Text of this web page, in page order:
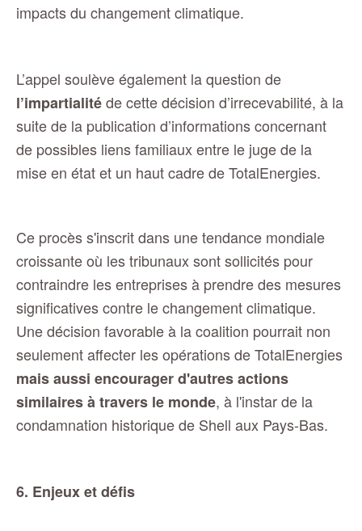
impacts du changement climatique.
L’appel soulève également la question de
l’impartialitéde cette décision d’irrecevabilité, à la
suite de la publication d’informations concernant
de possibles liens familiaux entre le juge de la
mise en état et un haut cadre de TotalEnergies.
Ce procès s'inscrit dans une tendance mondiale
croissante où les tribunaux sont sollicités pour
contraindre les entreprises à prendre des mesures
significatives contre le changement climatique.
Une décision favorable à la coalition pourrait non
seulement affecter les opérations de TotalEnergies
mais aussi encourager d'autres actions
similaires à travers le monde, à l'instar de la
condamnation historique de Shell aux Pays-Bas.
6. Enjeux et défis